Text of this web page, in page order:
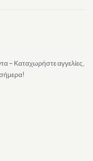
– Καταχωρήστε αγγελίες,
σήμερα!